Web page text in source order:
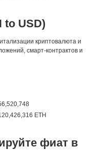
to USD)
криптовалюта и
смарт-контрактов и
ETH
фиат в